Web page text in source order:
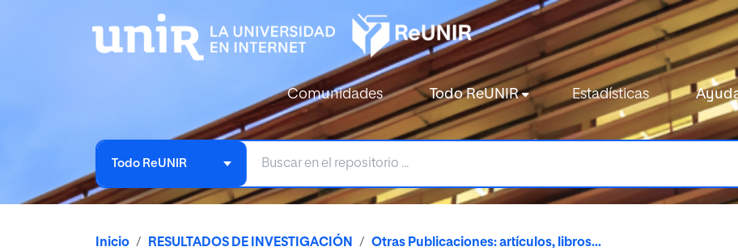
Comunidades Todo ReUNIR Estadísticas
Todo ReUNIR
Inicio RESULTADOS DE INVESTIGACIÓN
Otras Publicaciones: artículos, libros...